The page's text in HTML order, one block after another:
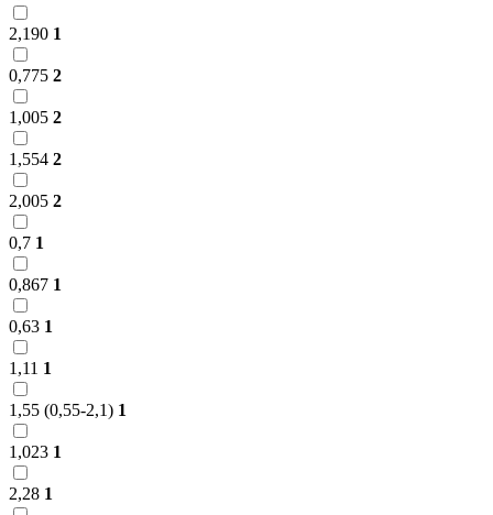
2,190 1
0,775 2
1,005 2
1,554 2
2,005 2
0,7 1
0,867 1
0,63 1
1,11 1
1,55 (0,55-2,1) 1
1,023 1
2,28 1